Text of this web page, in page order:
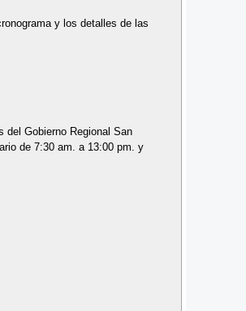
y los detalles de las
del Gobierno Regional San
de 7:30 am. a 13:00 pm. y